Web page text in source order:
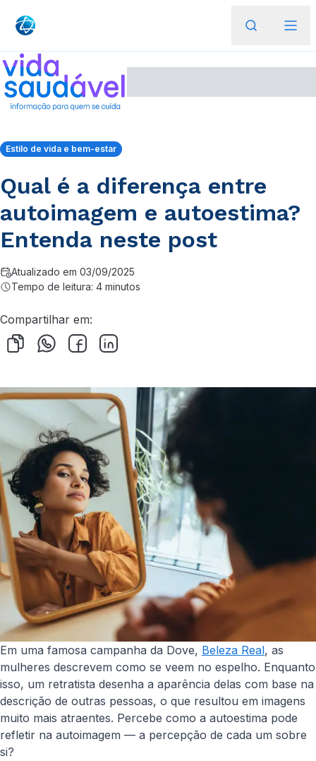
Estilo de vida e bem-estar
Qual é a diferença entre
autoimagem e autoestima?
Entenda neste post
Atualizado em 03/09/2025
Tempo de leitura: 4 minutos
Compartilhar em:
Em uma famosa campanha da Dove, Beleza Real, as
mulheres descrevem como se veem no espelho. Enquanto
isso, um retratista desenha a aparência delas com base na
descrição de outras pessoas, o que resultou em imagens
muito mais atraentes. Percebe como a autoestima pode
refletir na autoimagem — a percepção de cada um sobre
si?